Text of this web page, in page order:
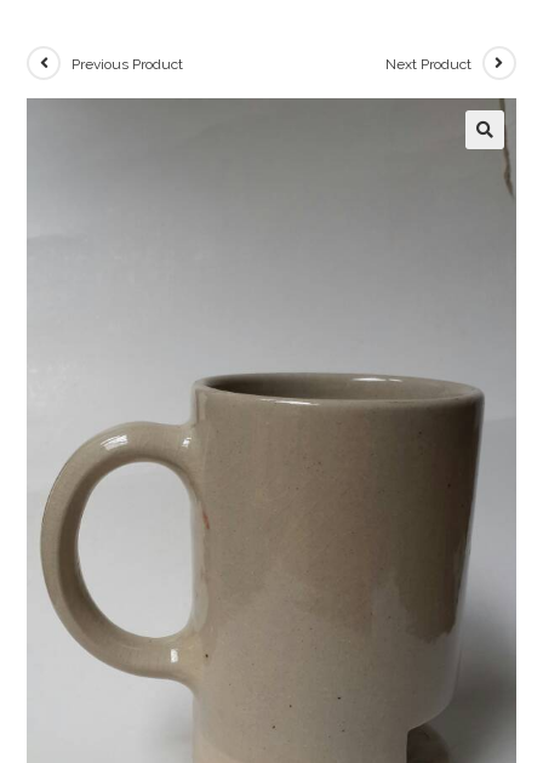
Previous Product Next Product